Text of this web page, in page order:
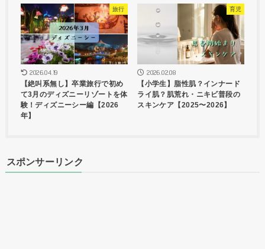
旅行
2026.04.19
【絶叫系無し】卒業旅行で初め
て3月のディズニーリゾートを体
験！ディズニーシー編【2026
年】
育児
2026.02.08
【小学生】脂性肌？インナード
ライ肌？肌荒れ・ニキビ普段の
スキンケア【2025〜2026】
スポンサーリンク